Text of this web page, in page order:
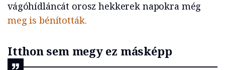
vágóhídláncát orosz hekkerek napokra még
meg is bénították.
Itthon sem megy ez másképp